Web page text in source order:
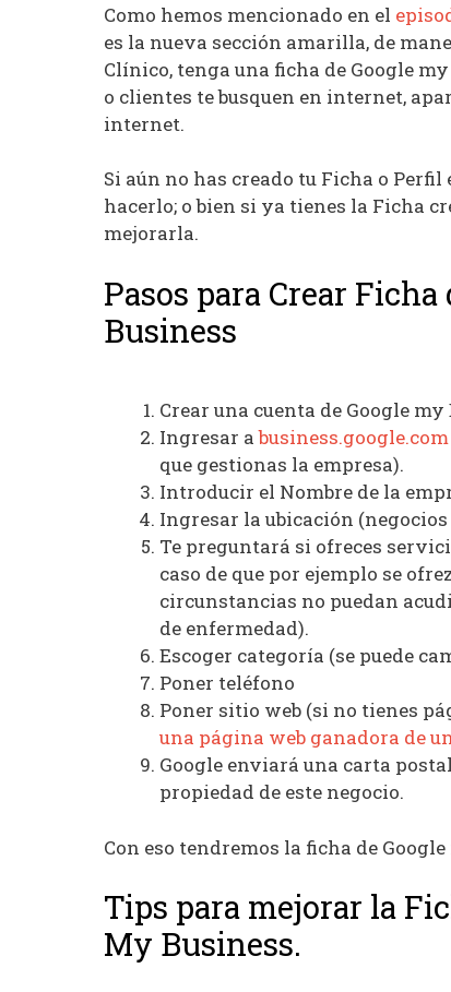
Como hemos mencionado en el
es la nueva sección amarilla, de
Clínico, tenga una ficha de Google
o clientes te busquen en internet,
internet.
Si aún no has creado tu Ficha o
hacerlo; o bien si ya tienes la Ficha
mejorarla.
Pasos para Crear
Business
Crear una cuenta de Google my
Ingresar abusiness.google.com
que gestionas la empresa).
Introducir el Nombre de la
Ingresar la ubicación
Te preguntará si ofreces
caso de que por ejemplo se
circunstancias no puedan
de enfermedad).
Escoger categoría (se puede
Poner teléfono
Poner sitio web (si no tienes
una página web ganadora de
Google enviará una carta
propiedad de este negocio.
Con eso tendremos la ficha de
Tips para mejorar la
My Business.